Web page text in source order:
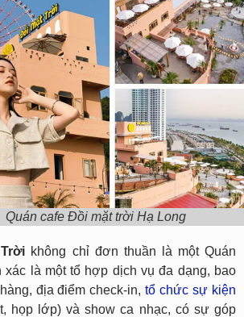
Quán cafe Đồi mặt trời Hạ Long
không chỉ đơn thuần là một Quán
xác là một tổ hợp dịch vụ đa dạng, bao
địa điểm check-in, tổ chức sự kiện
họp lớp) và show ca nhạc, có sự góp